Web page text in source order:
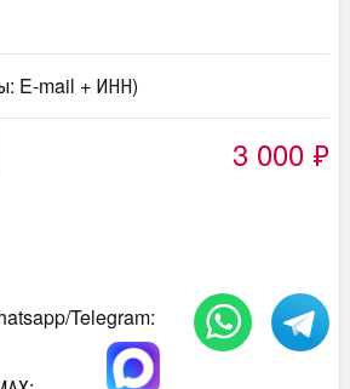
E-mail + ИНН)
3 000 ₽
Telegram: